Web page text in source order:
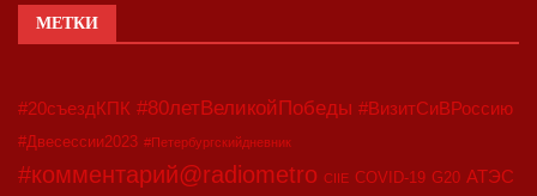
МЕТКИ
#20съездКПК #80летВеликойПобеды #ВизитСиВРоссию
#Двесессии2023 #Петербургскийдневник
#комментарий@radiometro CIIE COVID-19 G20 АТЭС